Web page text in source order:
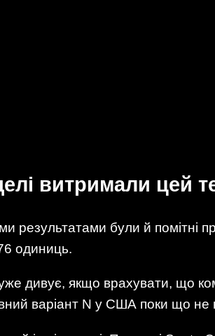
витримали цей
результатами були й помітні
одиниць.
дивує, якщо врахувати, що
варіант N у США поки що не